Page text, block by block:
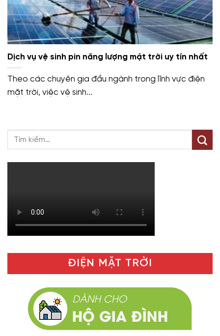
Dịch vụ vệ sinh pin năng lượng mặt trời uy tín nhất
Theo các chuyên gia đầu ngành trong lĩnh vực điện
mặt trời, việc vệ sinh...
ĐIỆN MẶT TRỜI